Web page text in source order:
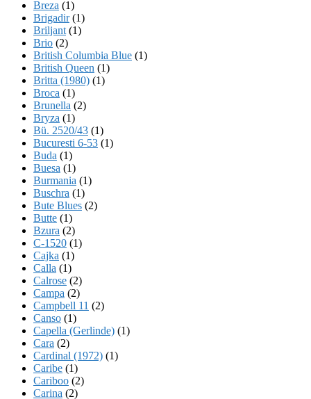
Breza (1)
Brigadir(1)
Briljant (1)
Brio (2)
British Columbia Blue (1)
British Queen (1)
Britta (1980) (1)
Broca (1)
Brunella (2)
Bryza (1)
Bü. 2520/43 (1)
Bucuresti 6-53 (1)
Buda (1)
Buesa (1)
Burmania (1)
Buschra (1)
Bute Blues (2)
Butte (1)
Bzura (2)
C-1520 (1)
Cajka (1)
Calla (1)
Calrose (2)
Campa (2)
Campbell 11 (2)
Canso (1)
Capella (Gerlinde) (1)
Cara (2)
Cardinal (1972) (1)
Caribe (1)
Cariboo (2)
Carina (2)